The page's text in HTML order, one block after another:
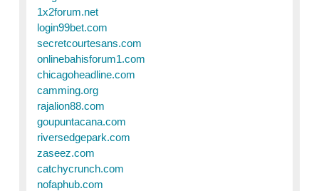
1x2forum.net
login99bet.com
secretcourtesans.com
onlinebahisforum1.com
chicagoheadline.com
camming.org
rajalion88.com
goupuntacana.com
riversedgepark.com
zaseez.com
catchycrunch.com
nofaphub.com